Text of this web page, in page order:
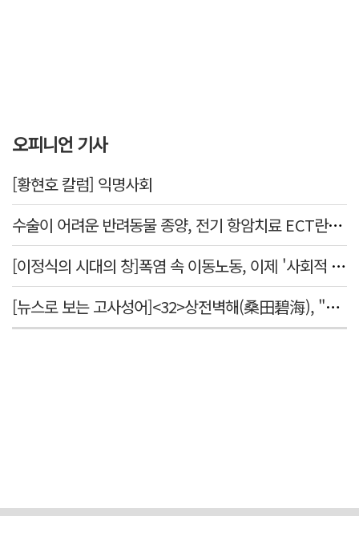
오피니언 기사
[황현호 칼럼] 익명사회
수술이 어려운 반려동물 종양, 전기 항암치료 ECT란? [반려동물 건강톡톡]
[이정식의 시대의 창]폭염 속 이동노동, 이제 '사회적 위험 관리'로 전환할 때
[뉴스로 보는 고사성어]<32>상전벽해(桑田碧海), "뽕나무밭이 푸른 바다가 되었다."